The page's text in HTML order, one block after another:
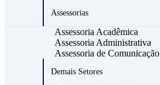
Assessorias
Assessoria Acadêmica
Assessoria Administrativa
Assessoria de Comunicação
Demais Setores